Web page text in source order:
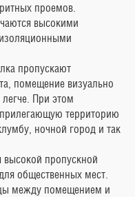
проемов.
высокими
пропускают
помещение визуально
При этом
территорию
ночной город и так
высокой пропускной
общественных мест.
между помещением и